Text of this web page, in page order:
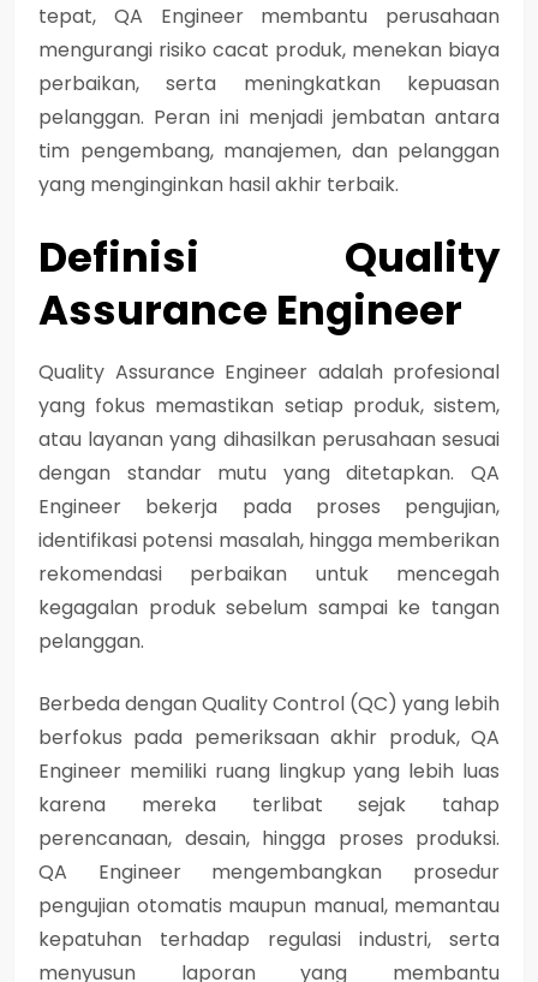
tepat, QA Engineer membantu perusahaan
mengurangi risiko cacat produk, menekan biaya
perbaikan, serta meningkatkan kepuasan
pelanggan. Peran ini menjadi jembatan antara
tim pengembang, manajemen, dan pelanggan
yang menginginkan hasil akhir terbaik.
Definisi Quality
Assurance Engineer
Quality Assurance Engineer adalah profesional
yang fokus memastikan setiap produk, sistem,
atau layanan yang dihasilkan perusahaan sesuai
dengan standar mutu yang ditetapkan. QA
Engineer bekerja pada proses pengujian,
identifikasi potensi masalah, hingga memberikan
rekomendasi perbaikan untuk mencegah
kegagalan produk sebelum sampai ke tangan
pelanggan.
Berbeda dengan Quality Control (QC) yang lebih
berfokus pada pemeriksaan akhir produk, QA
Engineer memiliki ruang lingkup yang lebih luas
karena mereka terlibat sejak tahap
perencanaan, desain, hingga proses produksi.
QA Engineer mengembangkan prosedur
pengujian otomatis maupun manual, memantau
kepatuhan terhadap regulasi industri, serta
menyusun laporan yang membantu